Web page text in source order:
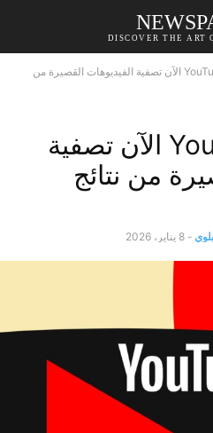
DISCOVER THE ART
سيتيح لك YouTube الآن تصفية الفيديوهات القصيرة من
سيتيح لك YouTube الآن تصفية
من نتائج
- 8 يناير، 2026